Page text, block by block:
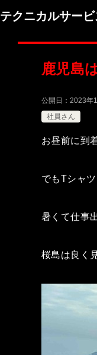
テクニカルサー
鹿児島
公開日： 2023年
社員さん
お昼前に到
でもTシャ
暑くて仕事
桜島は良く